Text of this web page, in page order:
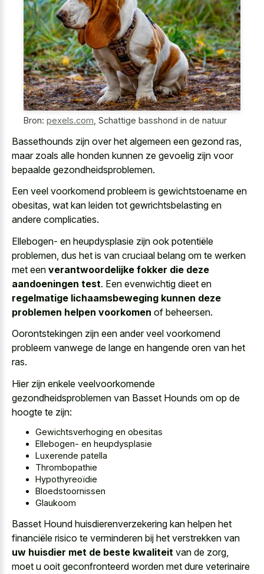
Bron: pexels.com, Schattige basshond in de natuur
Bassethounds zijn over het algemeen een gezond ras,
maar zoals alle honden kunnen ze gevoelig zijn voor
bepaalde gezondheidsproblemen.
Een veel voorkomend probleem is gewichtstoename en
obesitas, wat kan leiden tot gewrichtsbelasting en
andere complicaties.
Ellebogen- en heupdysplasie zijn ook potentiële
problemen, dus het is van cruciaal belang om te werken
met een verantwoordelijke fokker die deze
aandoeningen test. Een evenwichtig dieet en
regelmatige lichaamsbeweging kunnen deze
problemen helpen voorkomen of beheersen.
Oorontstekingen zijn een ander veel voorkomend
probleem vanwege de lange en hangende oren van het
ras.
Hier zijn enkele veelvoorkomende
gezondheidsproblemen van Basset Hounds om op de
hoogte te zijn:
Gewichtsverhoging en obesitas
Ellebogen- en heupdysplasie
Luxerende patella
Thrombopathie
Hypothyreoïdie
Bloedstoornissen
Glaukoom
Basset Hound huisdierenverzekering kan helpen het
financiële risico te verminderen bij het verstrekken van
uw huisdier met de beste kwaliteit van de zorg,
moet u ooit geconfronteerd worden met dure veterinaire